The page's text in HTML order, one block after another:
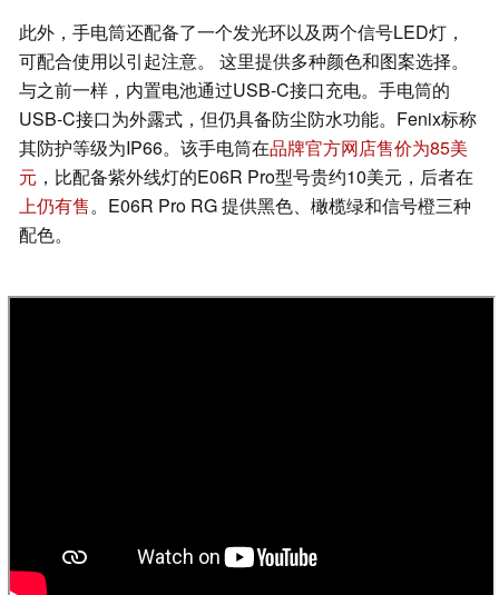
此外，手电筒还配备了一个发光环以及两个信号LED灯，
可配合使用以引起注意。 这里提供多种颜色和图案选择。
与之前一样，内置电池通过USB-C接口充电。手电筒的
USB-C接口为外露式，但仍具备防尘防水功能。Fenix标称
其防护等级为IP66。该手电筒在品牌官方网店售价为85美
元 ，比配备紫外线灯的E06R Pro型号贵约10美元，后者在
上仍有售。E06R Pro RG 提供黑色、橄榄绿和信号橙三种
配色。